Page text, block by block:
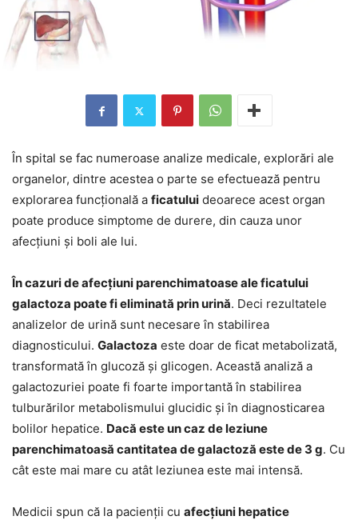
În spital se fac numeroase analize medicale, explorări ale
organelor, dintre acestea o parte se efectuează pentru
explorarea funcţională a ficatului deoarece acest organ
poate produce simptome de durere, din cauza unor
afecţiuni şi boli ale lui.
În cazuri de afecţiuni parenchimatoase ale ficatului
galactoza poate fi eliminată prin urină. Deci rezultatele
analizelor de urină sunt necesare în stabilirea
diagnosticului. Galactoza este doar de ficat metabolizată,
transformată în glucoză şi glicogen. Această analiză a
galactozuriei poate fi foarte importantă în stabilirea
tulburărilor metabolismului glucidic şi în diagnosticarea
bolilor hepatice. Dacă este un caz de leziune
parenchimatoasă cantitatea de galactoză este de 3 g. Cu
cât este mai mare cu atât leziunea este mai intensă.
Medicii spun că la pacienţii cu afecţiuni hepatice